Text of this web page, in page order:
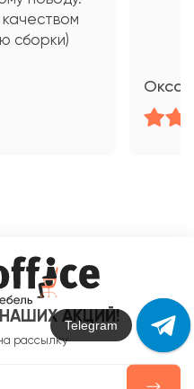
качеством
сборки)
НАШИХ АКЦИЙ!
рассылку
Max